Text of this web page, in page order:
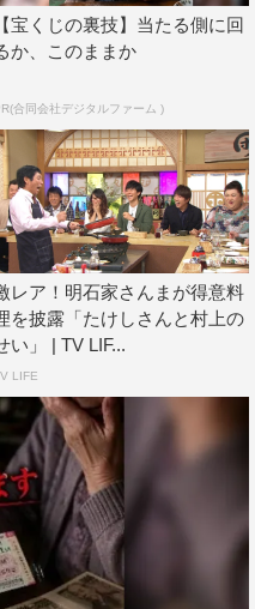
ファンクラブもあり、
ント】
ナジャ・グランディーバ
ミッツ・マングローブで
クリス松村感はある。
シャルでは、新レギュラ
央の人生初の公開お見合
【宝くじの裏技】当たる側に回
か、このままか
合同会社デジタルファーム )
レア！明石家さんまが得意料
を披露「たけしさんと村上の
い」 | TV LIF...
LIFE